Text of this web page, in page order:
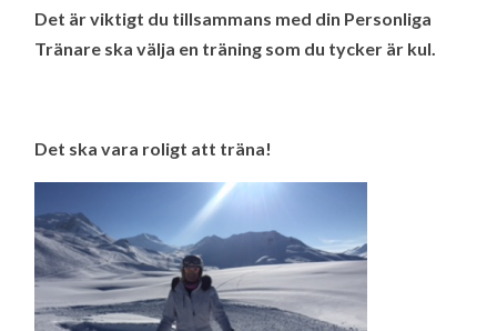
Det är viktigt du tillsammans med din Personliga
Tränare ska välja en träning som du tycker är kul.
Det ska vara roligt att träna!